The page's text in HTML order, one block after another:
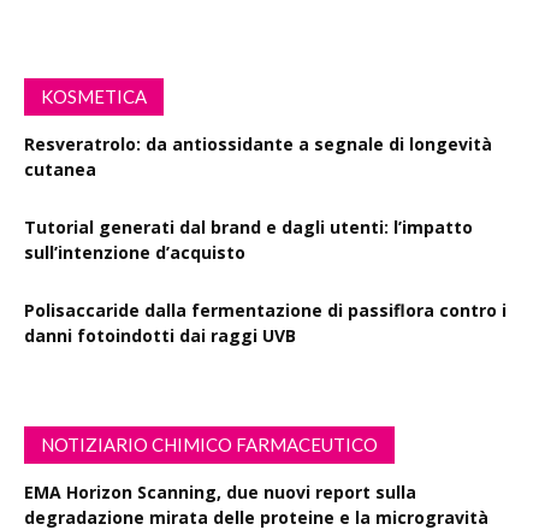
KOSMETICA
Resveratrolo: da antiossidante a segnale di longevità
cutanea
Tutorial generati dal brand e dagli utenti: l’impatto
sull’intenzione d’acquisto
Polisaccaride dalla fermentazione di passiflora contro i
danni fotoindotti dai raggi UVB
NOTIZIARIO CHIMICO FARMACEUTICO
EMA Horizon Scanning, due nuovi report sulla
degradazione mirata delle proteine e la microgravità